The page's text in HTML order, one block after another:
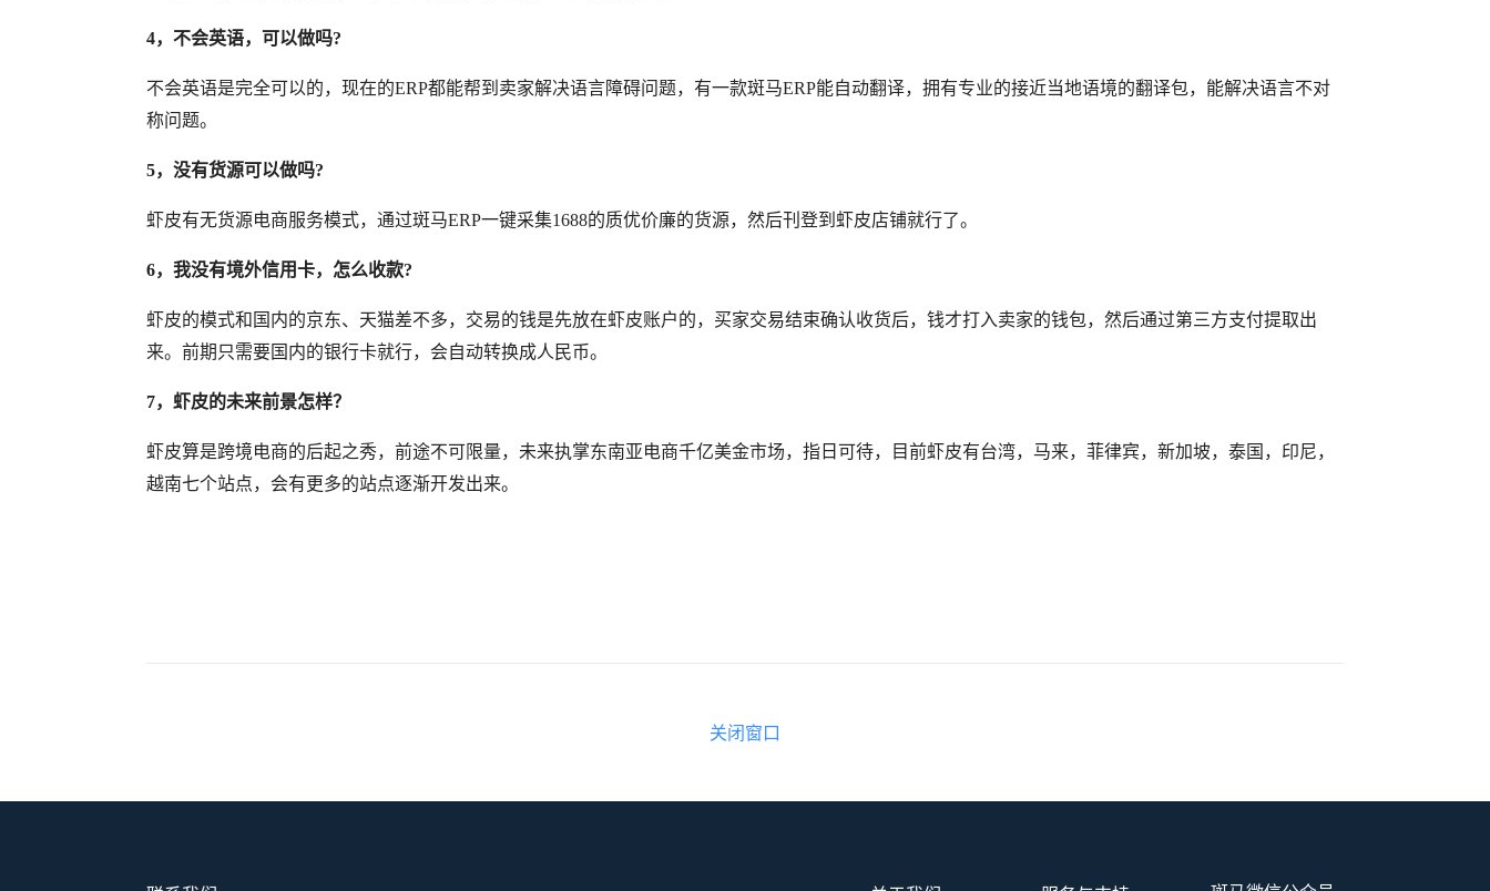
4， 不会英语，可以做吗?
不会英语是完全可以的，现在的ERP都能帮到卖家解决语言障碍问题，有一款斑马ERP能自动翻译，拥有专业的接近当地语境的翻译包，能解决语言不对
称问题。
5，没有货源可以做吗?
虾皮有无货源电商服务模式，通过斑马ERP一键采集1688的质优价廉的货源，然后刊登到虾皮店铺就行了。
6，我没有境外信用卡，怎么收款?
虾皮的模式和国内的京东、天猫差不多，交易的钱是先放在虾皮账户的，买家交易结束确认收货后，钱才打入卖家的钱包，然后通过第三方支付提取出
来。前期只需要国内的银行卡就行，会自动转换成人民币。
7， 虾皮的未来前景怎样？
虾皮算是跨境电商的后起之秀，前途不可限量，未来执掌东南亚电商千亿美金市场，指日可待，目前虾皮有台湾，马来，菲律宾，新加坡，泰国，印尼，
越南七个站点， 会有更多的站点逐渐开发出来。
关闭窗口